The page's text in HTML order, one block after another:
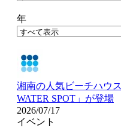
年
湘南の人気ビーチハウ
WATER SPOT」が登場
2026/07/17
イベント